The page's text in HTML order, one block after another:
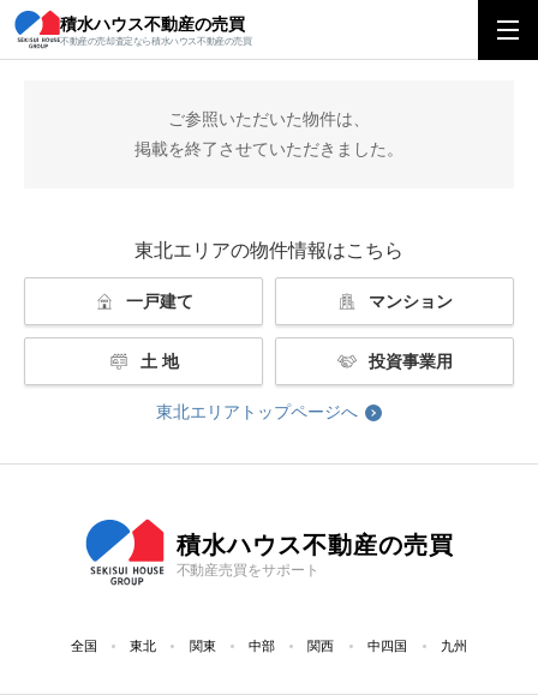
積水ハウス不動産の売買
不動産の売却査定なら積水ハウス不動産の売買
積水ハウス不動産の売買 東北エリアトップ
ご参照いただいた物件は、
掲載を終了させていただきました。
東北エリアの物件情報はこちら
一戸建て マンション
土 地 投資事業用
東北エリアトップページへ
積水ハウス不動産の売買
不動産売買をサポート
全国 東北 関東 中部 関西 中四国 九州